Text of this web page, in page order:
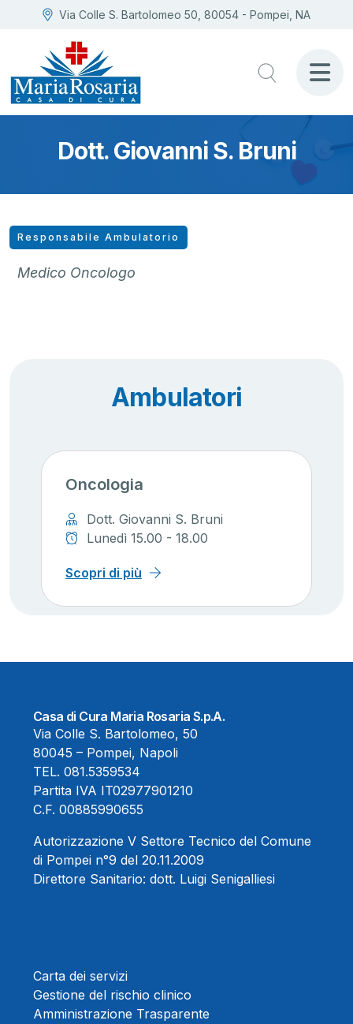
Via Colle S. Bartolomeo 50, 80054 - Pompei, NA
Dott. Giovanni S. Bruni
Responsabile Ambulatorio
Medico Oncologo
Ambulatori
Oncologia
Dott. Giovanni S. Bruni
Lunedì 15.00 - 18.00
Scopri di più
Casa di Cura Maria Rosaria S.p.A.
Via Colle S. Bartolomeo, 50
80045 – Pompei, Napoli
TEL. 081.5359534
Partita IVA IT02977901210
C.F. 00885990655
Autorizzazione V Settore Tecnico del Comune
di Pompei n°9 del 20.11.2009
Direttore Sanitario: dott. Luigi Senigalliesi
Carta dei servizi
Gestione del rischio clinico
Amministrazione Trasparente